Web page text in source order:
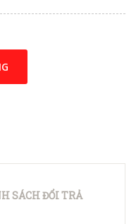
SÁCH ĐỔI TRẢ